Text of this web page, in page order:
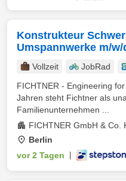
Konstrukteur
Umspannwerke m/w/
Vollzeit JobRad
FICHTNER - Engineering
Jahren steht Fichtner als
Familienunternehmen ...
FICHTNER GmbH & Co.
Berlin
vor 2 Tagen